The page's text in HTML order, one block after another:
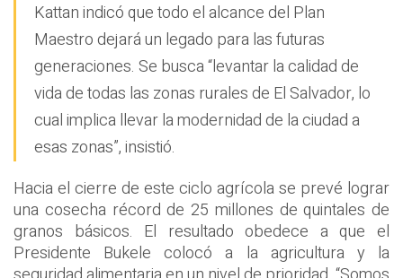
Kattan indicó que todo el alcance del Plan
Maestro dejará un legado para las futuras
generaciones. Se busca “levantar la calidad de
vida de todas las zonas rurales de El Salvador, lo
cual implica llevar la modernidad de la ciudad a
esas zonas”, insistió.
Hacia el cierre de este ciclo agrícola se prevé lograr
una cosecha récord de 25 millones de quintales de
granos básicos. El resultado obedece a que el
Presidente Bukele colocó a la agricultura y la